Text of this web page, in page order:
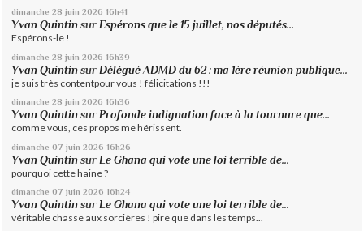
dimanche 28 juin 2026 16h41
Yvan Quintin surEspérons que le 15 juillet, nos députés...
Espérons-le !
dimanche 28 juin 2026 16h39
Yvan Quintin surDélégué ADMD du 62 : ma 1ère réunion publique...
je suis très contentpour vous ! félicitations !!!
dimanche 28 juin 2026 16h36
Yvan Quintin surProfonde indignation face à la tournure que...
comme vous, ces propos me hérissent.
dimanche 07 juin 2026 16h26
Yvan Quintin sur Le Ghana qui vote une loi terrible de...
pourquoi cette haine ?
dimanche 07 juin 2026 16h24
Yvan Quintin surLe Ghana qui vote une loi terrible de...
véritable chasse aux sorcières ! pire que dans les temps...